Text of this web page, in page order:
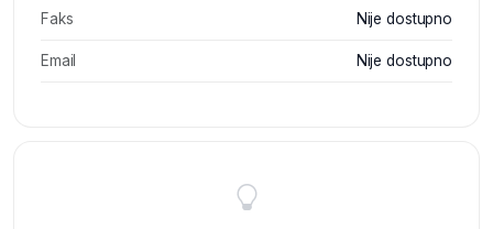
Faks Nije dostupno
Email Nije dostupno